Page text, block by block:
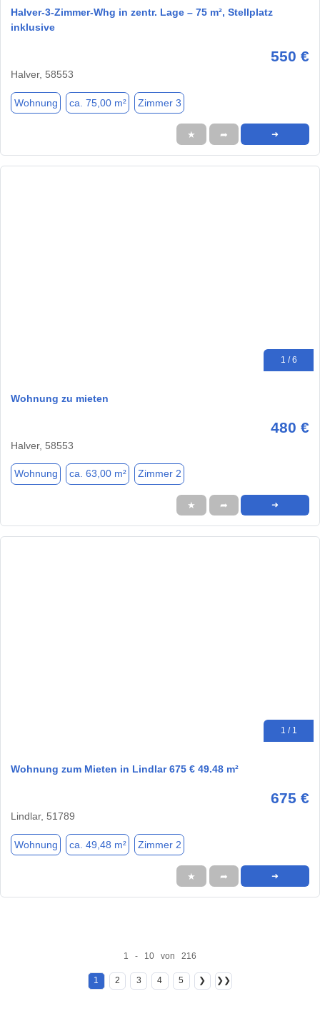
Halver-3-Zimmer-Whg in zentr. Lage – 75 m², Stellplatz
inklusive
550 €
Halver, 58553
Wohnung ca. 75,00 m² Zimmer 3
★ ➦ ➜
1 / 6
Wohnung zu mieten
480 €
Halver, 58553
Wohnung ca. 63,00 m² Zimmer 2
★ ➦ ➜
1 / 1
Wohnung zum Mieten in Lindlar 675 € 49.48 m²
675 €
Lindlar, 51789
Wohnung ca. 49,48 m² Zimmer 2
★ ➦ ➜
1 - 10 von 216
1 2 3 4 5 ❯ ❯❯